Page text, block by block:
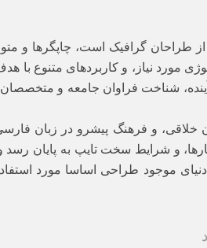
طراحان گرافیک است، چاپگرها و
مورد نیاز، و کاربردهای متنوع با
شناخت فراوان جامعه و
و فرهنگ پیشرو در زبان
و شرایط سخت تایپ به پایان رسد
موجود طراحی اساسا مورد